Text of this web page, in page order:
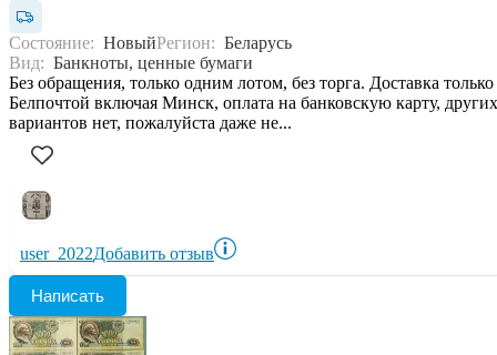
Состояние: НовыйРегион: Беларусь
Вид: Банкноты, ценные бумаги
Без обращения, только одним лотом, без торга. Доставка только
Белпочтой включая Минск, оплата на банковскую карту, других
вариантов нет, пожалуйста даже не...
user_2022Добавить отзыв
Написать